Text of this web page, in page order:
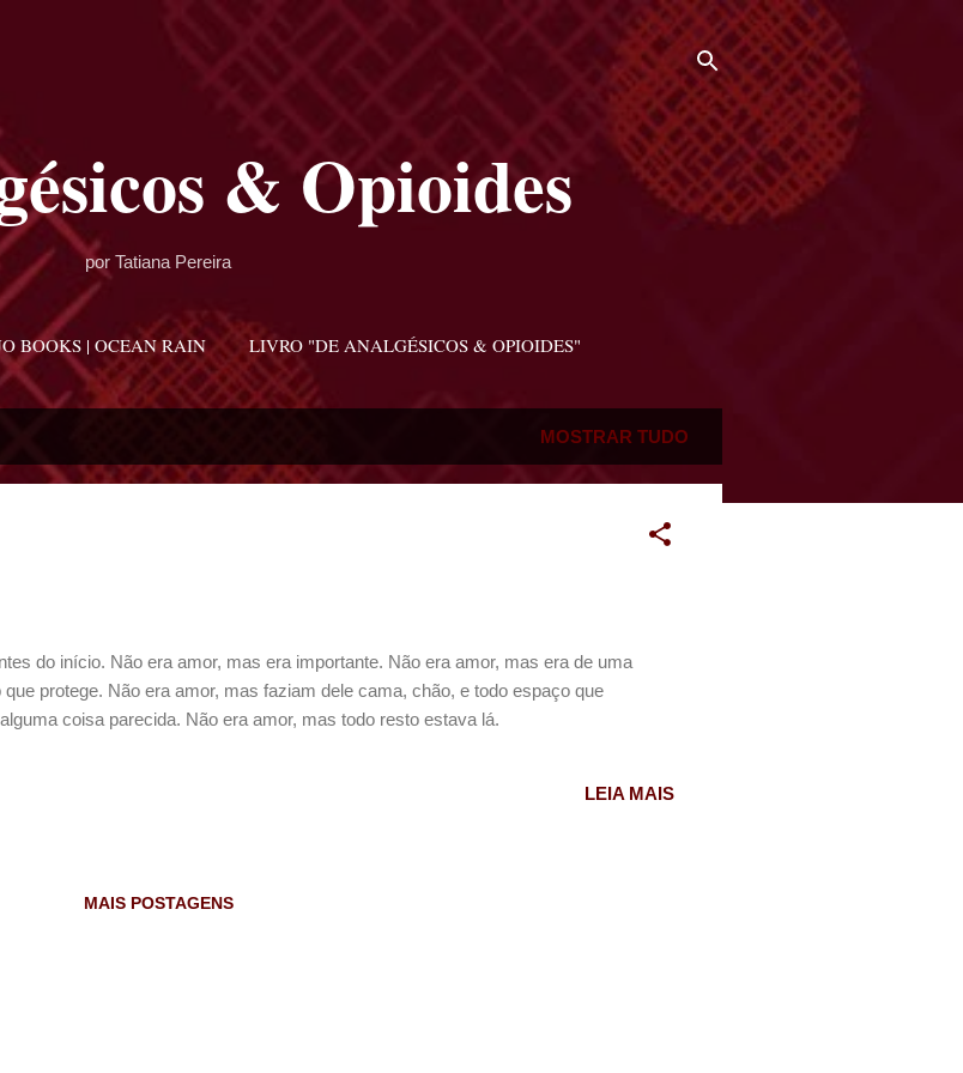
& Opioides
por Tatiana Pereira
BOOKS | OCEAN RAIN LIVRO "DE ANALGÉSICOS & OPIOIDES"
MOSTRAR TUDO
do início. Não era amor, mas era importante. Não era amor, mas era de uma
protege. Não era amor, mas faziam dele cama, chão, e todo espaço que
coisa parecida. Não era amor, mas todo resto estava lá.
LEIA MAIS
MAIS POSTAGENS